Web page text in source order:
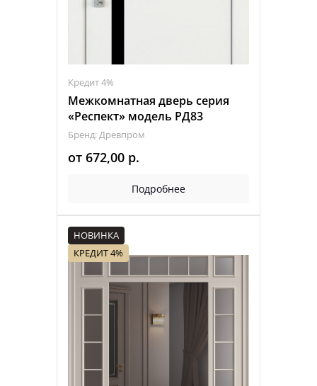
Кредит 4%
Межкомнатная дверь серия
«Респект» модель РД83
Бренд: Древпром
от 672,00 р.
Подробнее
НОВИНКА
КРЕДИТ 4%